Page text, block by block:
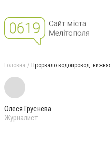
Головна Прорвало водопровод:
Олеся Груснёва
Журналист